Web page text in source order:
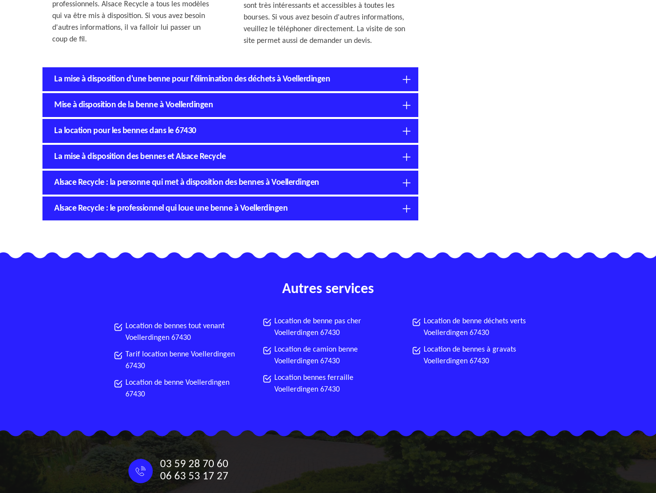
professionnels. Alsace Recycle a tous les modèles
qui va être mis à disposition. Si vous avez besoin
d'autres informations, il va falloir lui passer un
coup de fil.
sont très intéressants et accessibles à toutes les
bourses. Si vous avez besoin d'autres informations,
veuillez le téléphoner directement. La visite de son
site permet aussi de demander un devis.
La mise à disposition d'une benne pour l'élimination des déchets à Voellerdingen
Mise à disposition de la benne à Voellerdingen
La location pour les bennes dans le 67430
La mise à disposition des bennes et Alsace Recycle
Alsace Recycle : la personne qui met à disposition des bennes à Voellerdingen
Alsace Recycle : le professionnel qui loue une benne à Voellerdingen
Autres services
Location de bennes tout venant
Voellerdingen 67430
Tarif location benne Voellerdingen
67430
Location de benne Voellerdingen
67430
Location de benne pas cher
Voellerdingen 67430
Location de camion benne
Voellerdingen 67430
Location bennes ferraille
Voellerdingen 67430
Location de benne déchets verts
Voellerdingen 67430
Location de bennes à gravats
Voellerdingen 67430
03 59 28 70 60
06 63 53 17 27